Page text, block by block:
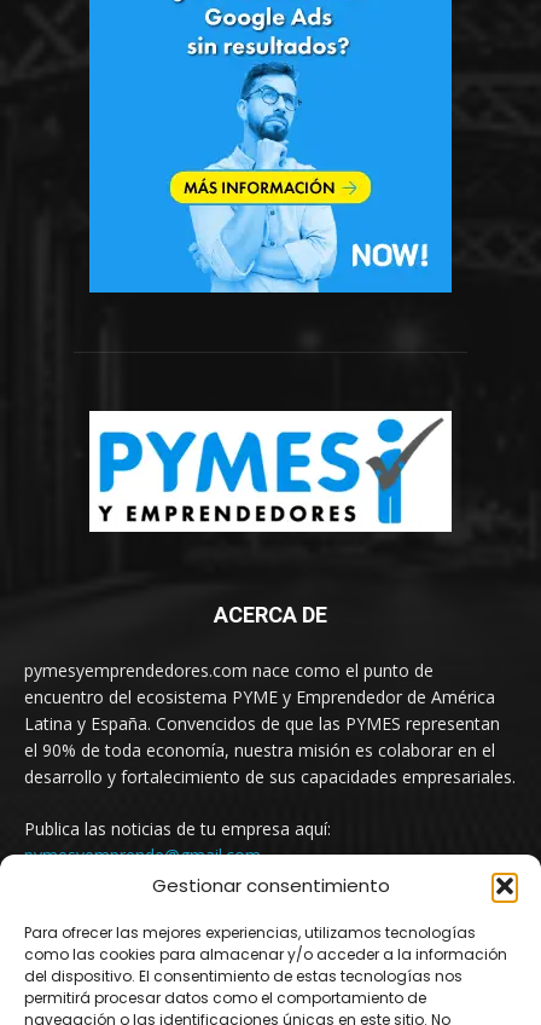
Gestionar consentimiento
Para ofrecer las mejores experiencias, utilizamos tecnologías
como las cookies para almacenar y/o acceder a la información
del dispositivo. El consentimiento de estas tecnologías nos
permitirá procesar datos como el comportamiento de
navegación o las identificaciones únicas en este sitio. No
ACERCA DE
pymesyemprendedores.com nace como el punto de
encuentro del ecosistema PYME y Emprendedor de América
Latina y España. Convencidos de que las PYMES representan
el 90% de toda economía, nuestra misión es colaborar en el
desarrollo y fortalecimiento de sus capacidades empresariales.
Publica las noticias de tu empresa aquí:
pymesyemprende@gmail.com
SÍGUENOS